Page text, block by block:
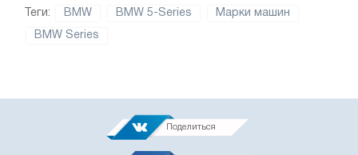
Теги: BMW BMW 5-Series Марки машин
BMW Series
Поделиться